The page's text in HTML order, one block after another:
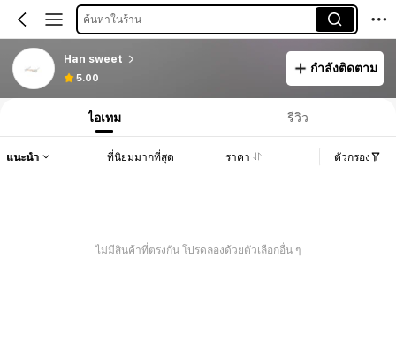
ค้นหาในร้าน
Han sweet
5.00
กำลังติดตาม
ไอเทม รีวิว
แนะนำ ที่นิยมมากที่สุด ราคา ตัวกรอง
ไม่มีสินค้าที่ตรงกัน โปรดลองด้วยตัวเลือกอื่น ๆ